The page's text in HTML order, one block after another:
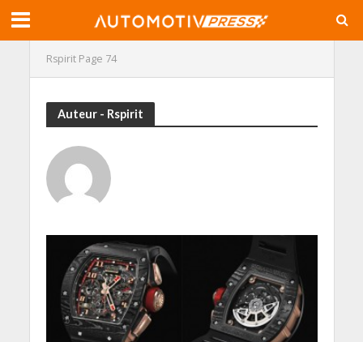
Rspirit Page 74
Auteur - Rspirit